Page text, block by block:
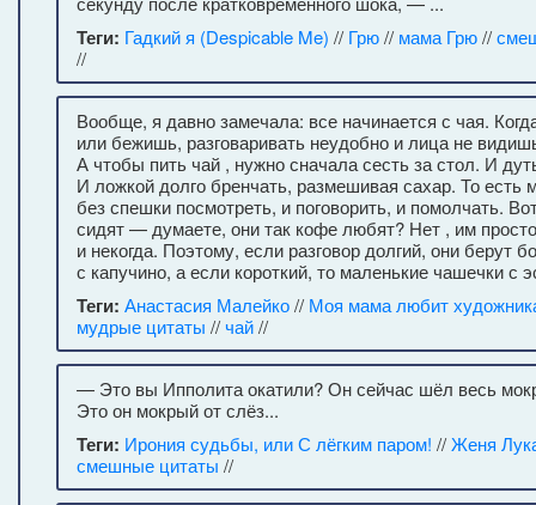
Теги: Гадкий я (Despicable Me) // Грю// мама Грю//
//
Вообще, я давно замечала: все начинается с чая.
или бежишь, разговаривать неудобно и лица не
А чтобы пить чай , нужно сначала сесть за стол. И
И ложкой долго бренчать, размешивая сахар. То есть
без спешки посмотреть, и поговорить, и помолчать.
сидят — думаете, они так кофе любят? Нет , им просто
и некогда. Поэтому, если разговор долгий, они берут
с капучино, а если короткий, то маленькие чашечки с
Теги: Анастасия Малейко// Моя мама любит
мудрые цитаты //чай//
— Это вы Ипполита окатили? Он сейчас шёл весь
Это он мокрый от слёз...
Теги: Ирония судьбы, или С лёгким паром! //Женя
смешные цитаты //